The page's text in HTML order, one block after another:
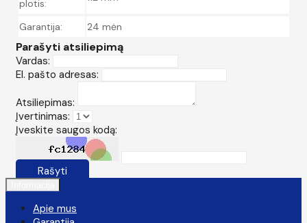
plotis:
Garantija: 24 mėn
Parašyti atsiliepimą
Vardas:
El. pašto adresas:
Atsiliepimas:
Įvertinimas:
Įveskite saugos kodą:
Rašyti
Apie mus